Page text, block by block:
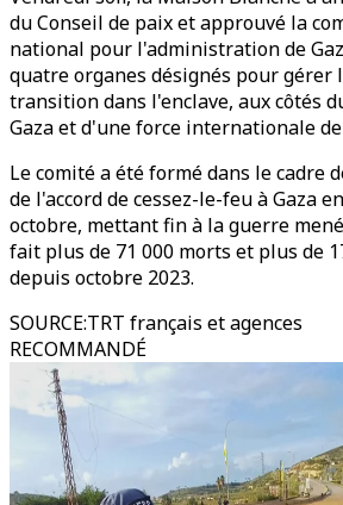
du Conseil de paix et approuvé la
national pour l'administration de
quatre organes désignés pour gérer
transition dans l'enclave, aux côtés
Gaza et d'une force internationale
Le comité a été formé dans le cadre
de l'accord de cessez-le-feu à Gaza
octobre, mettant fin à la guerre
fait plus de 71 000 morts et plus de
depuis octobre 2023.
SOURCE:TRT français et agences
RECOMMANDÉ